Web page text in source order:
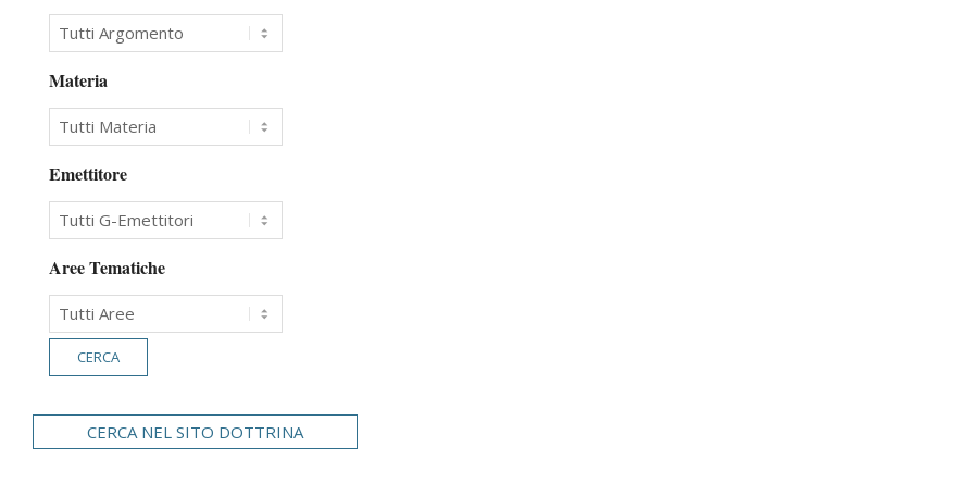
Materia
Emettitore
Aree Tematiche
CERCA NEL SITO DOTTRINA